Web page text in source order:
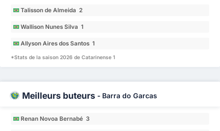
Talisson de Almeida 2
Wallison Nunes Silva 1
Allyson Aires dos Santos 1
*Stats de la saison 2026 de Catarinense 1
Meilleurs buteurs - Barra do Garcas
Renan Novoa Bernabé 3